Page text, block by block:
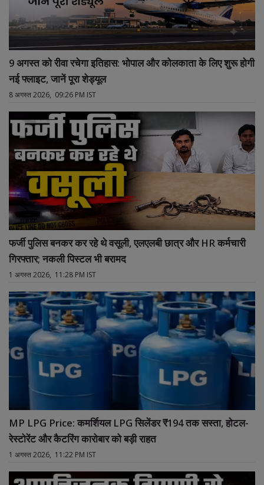
9 अगस्त को रीवा रचेगा इतिहास: भोपाल और कोलकाता के लिए शुरू होगी
नई फ्लाइट, जानें पूरा शेड्यूल
8 अगस्त 2026, 09:26 PM IST
फर्जी पुलिस बनकर कर रहे थे वसूली, एलएलबी छात्र और HR कर्मचारी
गिरफ्तार; नकली पिस्टल भी बरामद
1 अगस्त 2026, 11:28 PM IST
MP LPG Price: कमर्शियल LPG सिलेंडर ₹194 तक सस्ता, होटल-
रेस्टोरेंट और कैटरिंग कारोबार को बड़ी राहत
1 अगस्त 2026, 11:22 PM IST